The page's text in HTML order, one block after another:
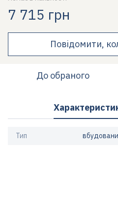
7 715 грн
Повідомити,
До обраного
Тип